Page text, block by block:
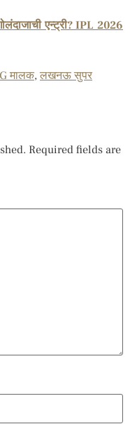
एन्ट्री? IPL 2026
मालक, लखनऊ सुपर
Required fields are